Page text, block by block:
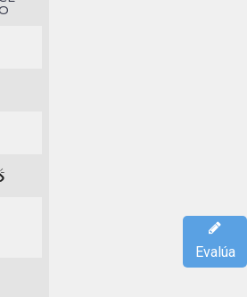
Evalúa